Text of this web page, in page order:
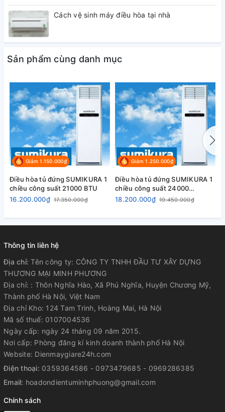
Cách vệ sinh máy điều hòa tại nhà
Sản phẩm cùng danh mục
Giảm 1.150.000₫
Điều hòa tủ đứng SUMIKURA 1
chiều công suất 21000 BTU
16.200.000₫ 17.350.000₫
Giảm 1.250.000₫
Điều hòa tủ đứng SUMIKURA 1
chiều công suất 24000
BTU,model; APF/APO-240
18.200.000₫ 19.450.000₫
Thông tin liên hệ
Địa chỉ:Tên công ty: CÔNG TY TNHH ĐẦU TƯ XÂY DỰNG
THƯƠNG MẠI MINH PHƯƠNG
Địa chỉ: : Thôn Nghĩa Hào, Xã Phú Nghĩa, Huyện Chương Mỹ,
Thành phố Hà Nội, Việt Nam
Địa chỉ Kho: 124 Tam Trinh, Hoàng Mai, Hà Nội
Mã số thuế: 0107004536
Ngày cấp: ngày 24 tháng 09 năm 2015.
Nơi cấp: Phòng đăng kí kinh doanh thành phố Hà Nội
Website: Dienmaygiare24h.com
Điện thoại: 0359364586 - 0973479685 - 0969286385
Email: hoadondientuminhphuong@gmail.com
Chính sách